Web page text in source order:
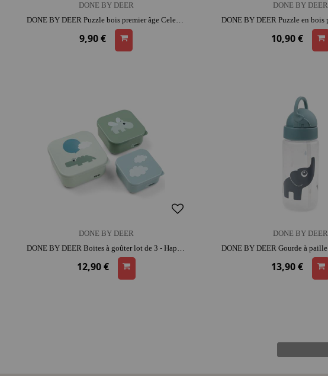
DONE BY DEER
DONE BY DEER Puzzle bois premier âge Celebration - Done by Deer | bois | jeu éducatif
9,90 €
DONE BY DEER
10,90 €
DONE BY DEER
DONE BY DEER Boites à goûter lot de 3 - Happy clouds vert | lavable au lave-vaisselle
12,90 €
DONE BY DEER
13,90 €